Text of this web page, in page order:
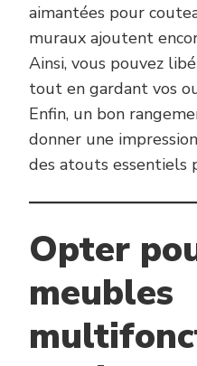
aimantées pour
muraux ajoutent
Ainsi, vous pouvez
tout en gardant vos
Enfin, un bon
donner une
des atouts essentiels
Opter
meubles